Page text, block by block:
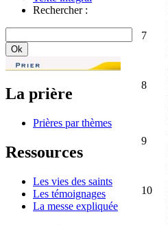
Rechercher :
La prière
Prières par thèmes
Ressources
Les vies des saints
Les témoignages
La messe expliquée
7
8
9
10